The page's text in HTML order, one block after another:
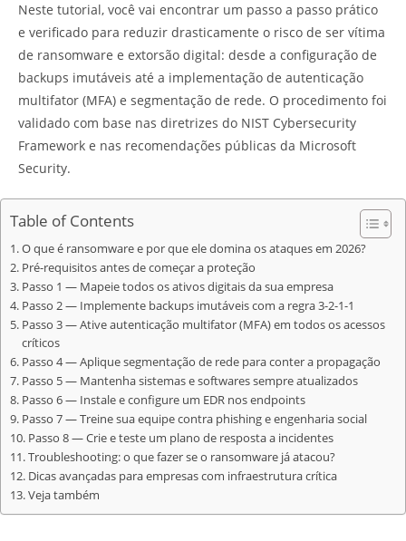
Neste tutorial, você vai encontrar um passo a passo prático
e verificado para reduzir drasticamente o risco de ser vítima
de ransomware e extorsão digital: desde a configuração de
backups imutáveis até a implementação de autenticação
multifator (MFA) e segmentação de rede. O procedimento foi
validado com base nas diretrizes do NIST Cybersecurity
Framework e nas recomendações públicas da Microsoft
Security.
Table of Contents
O que é ransomware e por que ele domina os ataques em 2026?
Pré-requisitos antes de começar a proteção
Passo 1 — Mapeie todos os ativos digitais da sua empresa
Passo 2 — Implemente backups imutáveis com a regra 3-2-1-1
Passo 3 — Ative autenticação multifator (MFA) em todos os acessos
críticos
Passo 4 — Aplique segmentação de rede para conter a propagação
Passo 5 — Mantenha sistemas e softwares sempre atualizados
Passo 6 — Instale e configure um EDR nos endpoints
Passo 7 — Treine sua equipe contra phishing e engenharia social
Passo 8 — Crie e teste um plano de resposta a incidentes
Troubleshooting: o que fazer se o ransomware já atacou?
Dicas avançadas para empresas com infraestrutura crítica
Veja também